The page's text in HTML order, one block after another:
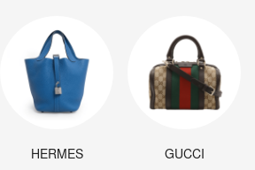
HERMES GUCCI